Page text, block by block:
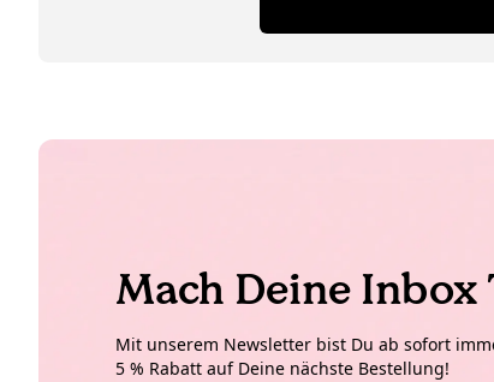
Mach Deine Inbox
Mit unserem Newsletter bist Du ab sofort
5 % Rabatt auf Deine nächste Bestellung!